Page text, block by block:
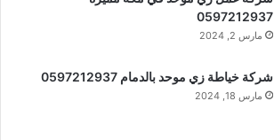
0597212937
مارس 2, 2024
شركة خياطة زي موحد بالدمام 0597212937
مارس 18, 2024